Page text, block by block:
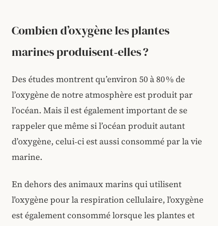
Combien d’oxygène les plantes
marines produisent‑elles ?
Des études montrent qu’environ 50 à 80 % de
l’oxygène de notre atmosphère est produit par
l’océan. Mais il est également important de se
rappeler que même si l’océan produit autant
d’oxygène, celui‑ci est aussi consommé par la vie
marine.
En dehors des animaux marins qui utilisent
l'oxygène pour la respiration cellulaire, l'oxygène
est également consommé lorsque les plantes et